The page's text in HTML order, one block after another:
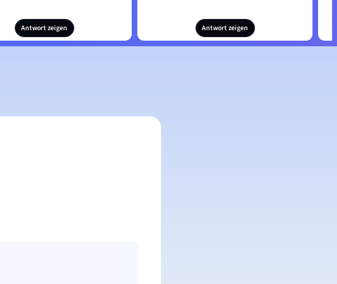
Antwort zeigen Antwort zeigen